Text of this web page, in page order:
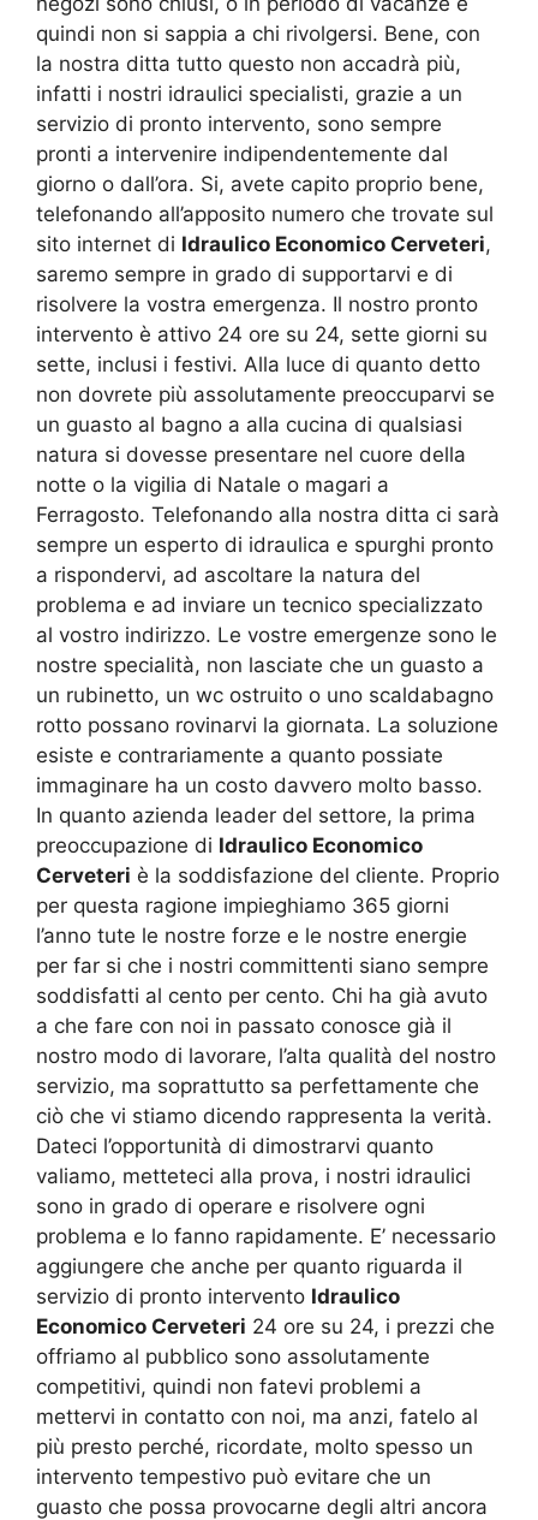
quindi non si sappia a chi rivolgersi. Bene, con
la nostra ditta tutto questo non accadrà più,
infatti i nostri idraulici specialisti, grazie a un
servizio di pronto intervento, sono sempre
pronti a intervenire indipendentemente dal
giorno o dall’ora. Si, avete capito proprio bene,
telefonando all’apposito numero che trovate sul
sito internet di Idraulico Economico Cerveteri,
saremo sempre in grado di supportarvi e di
risolvere la vostra emergenza. Il nostro pronto
intervento è attivo 24 ore su 24, sette giorni su
sette, inclusi i festivi. Alla luce di quanto detto
non dovrete più assolutamente preoccuparvi se
un guasto al bagno a alla cucina di qualsiasi
natura si dovesse presentare nel cuore della
notte o la vigilia di Natale o magari a
Ferragosto. Telefonando alla nostra ditta ci sarà
sempre un esperto di idraulica e spurghi pronto
a rispondervi, ad ascoltare la natura del
problema e ad inviare un tecnico specializzato
al vostro indirizzo. Le vostre emergenze sono le
nostre specialità, non lasciate che un guasto a
un rubinetto, un wc ostruito o uno scaldabagno
rotto possano rovinarvi la giornata. La soluzione
esiste e contrariamente a quanto possiate
immaginare ha un costo davvero molto basso.
In quanto azienda leader del settore, la prima
preoccupazione di Idraulico Economico
Cerveteri è la soddisfazione del cliente. Proprio
per questa ragione impieghiamo 365 giorni
l’anno tute le nostre forze e le nostre energie
per far si che i nostri committenti siano sempre
soddisfatti al cento per cento. Chi ha già avuto
a che fare con noi in passato conosce già il
nostro modo di lavorare, l’alta qualità del nostro
servizio, ma soprattutto sa perfettamente che
ciò che vi stiamo dicendo rappresenta la verità.
Dateci l’opportunità di dimostrarvi quanto
valiamo, metteteci alla prova, i nostri idraulici
sono in grado di operare e risolvere ogni
problema e lo fanno rapidamente. E’ necessario
aggiungere che anche per quanto riguarda il
servizio di pronto intervento Idraulico
Economico Cerveteri 24 ore su 24, i prezzi che
offriamo al pubblico sono assolutamente
competitivi, quindi non fatevi problemi a
mettervi in contatto con noi, ma anzi, fatelo al
più presto perché, ricordate, molto spesso un
intervento tempestivo può evitare che un
guasto che possa provocarne degli altri ancora